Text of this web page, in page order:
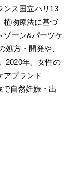
ンス国立パリ13
植物療法に基づ
ゾーン&パーツケ
処方・開発や、
2020年、女性の
アブランド
で自然妊娠・出